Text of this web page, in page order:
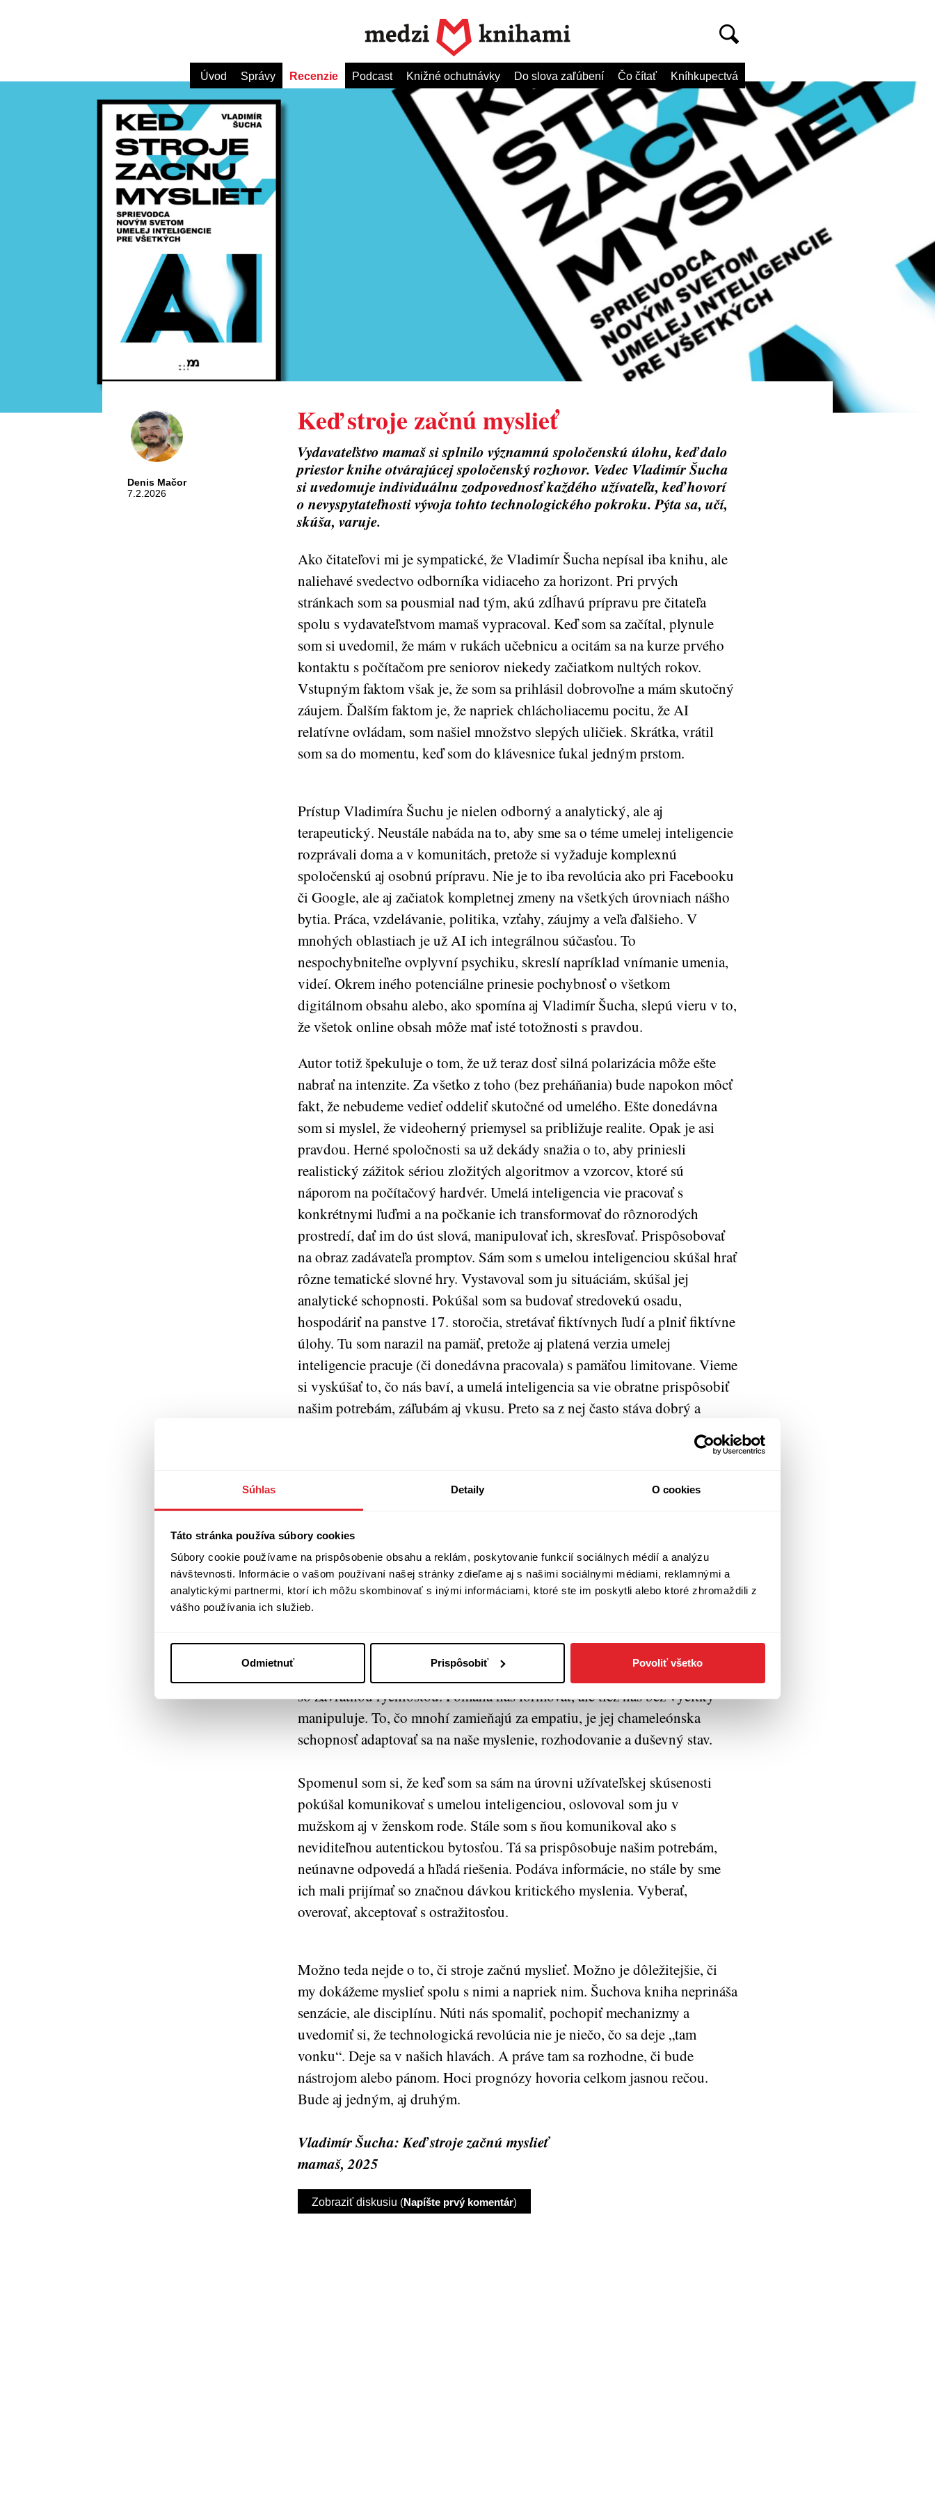
Súhlas Detaily O cookies
Táto stránka používa súbory cookies
Súbory cookie používame na prispôsobenie obsahu a reklám, poskytovanie funkcií sociálnych médií a analýzu
návštevnosti. Informácie o vašom používaní našej stránky zdieľame aj s našimi sociálnymi médiami, reklamnými a
analytickými partnermi, ktorí ich môžu skombinovať s inými informáciami, ktoré ste im poskytli alebo ktoré zhromaždili z
vášho používania ich služieb.
Odmietnuť Prispôsobiť Povoliť všetko
Úvod Správy Recenzie Podcast Knižné ochutnávky Do slova zaľúbení Čo čítať Kníhkupectvá
Denis Mačor
7.2.2026
Keď stroje začnú myslieť
Vydavateľstvo mamaš si splnilo významnú spoločenskú úlohu, keď dalo
priestor knihe otvárajúcej spoločenský rozhovor. Vedec Vladimír Šucha
si uvedomuje individuálnu zodpovednosť každého užívateľa, keď hovorí
o nevyspytateľnosti vývoja tohto technologického pokroku. Pýta sa, učí,
skúša, varuje.
Ako čitateľovi mi je sympatické, že Vladimír Šucha nepísal iba knihu, ale
naliehavé svedectvo odborníka vidiaceho za horizont. Pri prvých
stránkach som sa pousmial nad tým, akú zdĺhavú prípravu pre čitateľa
spolu s vydavateľstvom mamaš vypracoval. Keď som sa začítal, plynule
som si uvedomil, že mám v rukách učebnicu a ocitám sa na kurze prvého
kontaktu s počítačom pre seniorov niekedy začiatkom nultých rokov.
Vstupným faktom však je, že som sa prihlásil dobrovoľne a mám skutočný
záujem. Ďalším faktom je, že napriek chlácholiacemu pocitu, že AI
relatívne ovládam, som našiel množstvo slepých uličiek. Skrátka, vrátil
som sa do momentu, keď som do klávesnice ťukal jedným prstom.
Prístup Vladimíra Šuchu je nielen odborný a analytický, ale aj
terapeutický. Neustále nabáda na to, aby sme sa o téme umelej inteligencie
rozprávali doma a v komunitách, pretože si vyžaduje komplexnú
spoločenskú aj osobnú prípravu. Nie je to iba revolúcia ako pri Facebooku
či Google, ale aj začiatok kompletnej zmeny na všetkých úrovniach nášho
bytia. Práca, vzdelávanie, politika, vzťahy, záujmy a veľa ďalšieho. V
mnohých oblastiach je už AI ich integrálnou súčasťou. To
nespochybniteľne ovplyvní psychiku, skreslí napríklad vnímanie umenia,
videí. Okrem iného potenciálne prinesie pochybnosť o všetkom
digitálnom obsahu alebo, ako spomína aj Vladimír Šucha, slepú vieru v to,
že všetok online obsah môže mať isté totožnosti s pravdou.
Autor totiž špekuluje o tom, že už teraz dosť silná polarizácia môže ešte
nabrať na intenzite. Za všetko z toho (bez preháňania) bude napokon môcť
fakt, že nebudeme vedieť oddeliť skutočné od umelého. Ešte donedávna
som si myslel, že videoherný priemysel sa približuje realite. Opak je asi
pravdou. Herné spoločnosti sa už dekády snažia o to, aby priniesli
realistický zážitok sériou zložitých algoritmov a vzorcov, ktoré sú
náporom na počítačový hardvér. Umelá inteligencia vie pracovať s
konkrétnymi ľuďmi a na počkanie ich transformovať do rôznorodých
prostredí, dať im do úst slová, manipulovať ich, skresľovať. Prispôsobovať
na obraz zadávateľa promptov. Sám som s umelou inteligenciou skúšal hrať
rôzne tematické slovné hry. Vystavoval som ju situáciám, skúšal jej
analytické schopnosti. Pokúšal som sa budovať stredovekú osadu,
hospodáriť na panstve 17. storočia, stretávať fiktívnych ľudí a plniť fiktívne
úlohy. Tu som narazil na pamäť, pretože aj platená verzia umelej
inteligencie pracuje (či donedávna pracovala) s pamäťou limitovane. Vieme
si vyskúšať to, čo nás baví, a umelá inteligencia sa vie obratne prispôsobiť
našim potrebám, záľubám aj vkusu. Preto sa z nej často stáva dobrý a
nenahraditeľný spoločník. Vladimír Šucha na príkladoch z praxe a zo
života uvádza, kde už pokročila veľmi, kde sa učí a kde existujú veľké
Otvorený dialóg
Čo je na knihe cenné, pozýva bez fráz k otvorenému dialógu. Našu
zručnosť v téme si vieme permanentne overovať. Napriek útlosti knihy si
dokážeme naše povedomie rozširovať, testovať sa, viesť najskôr vnútorný
rozhovor, a keď sme dostatočne zrelí, máme nápady a schopnosť meniť
suplovať naše dlho budované zručnosti. To umelá inteligencia robí už dnes
so závratnou rýchlosťou. Pomáha nás formovať, ale tiež nás bez výčitky
manipuluje. To, čo mnohí zamieňajú za empatiu, je jej chameleónska
schopnosť adaptovať sa na naše myslenie, rozhodovanie a duševný stav.
Spomenul som si, že keď som sa sám na úrovni užívateľskej skúsenosti
pokúšal komunikovať s umelou inteligenciou, oslovoval som ju v
mužskom aj v ženskom rode. Stále som s ňou komunikoval ako s
neviditeľnou autentickou bytosťou. Tá sa prispôsobuje našim potrebám,
neúnavne odpovedá a hľadá riešenia. Podáva informácie, no stále by sme
ich mali prijímať so značnou dávkou kritického myslenia. Vyberať,
overovať, akceptovať s ostražitosťou.
Možno teda nejde o to, či stroje začnú myslieť. Možno je dôležitejšie, či
my dokážeme myslieť spolu s nimi a napriek nim. Šuchova kniha neprináša
senzácie, ale disciplínu. Núti nás spomaliť, pochopiť mechanizmy a
uvedomiť si, že technologická revolúcia nie je niečo, čo sa deje „tam
vonku“. Deje sa v našich hlavách. A práve tam sa rozhodne, či bude
nástrojom alebo pánom. Hoci prognózy hovoria celkom jasnou rečou.
Bude aj jedným, aj druhým.
Vladimír Šucha: Keď stroje začnú myslieť
mamaš, 2025
Zobraziť diskusiu (Napíšte prvý komentár)